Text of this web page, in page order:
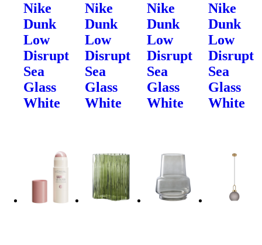
Nike
Dunk
Low
Disrupt
Sea
Glass
White
Nike
Dunk
Low
Disrupt
Sea
Glass
White
Nike
Dunk
Low
Disrupt
Sea
Glass
White
Nike
Dunk
Low
Disrupt
Sea
Glass
White